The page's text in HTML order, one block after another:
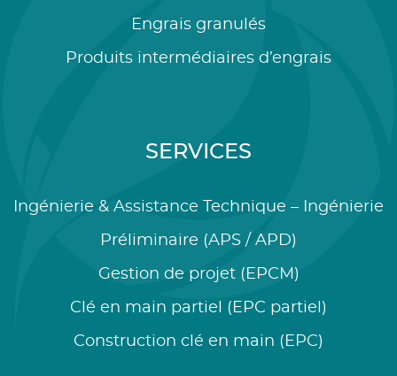
Engrais granulés
Produits intermédiaires d’engrais
SERVICES
Ingénierie & Assistance Technique – Ingénierie
Préliminaire (APS / APD)
Gestion de projet (EPCM)
Clé en main partiel (EPC partiel)
Construction clé en main (EPC)